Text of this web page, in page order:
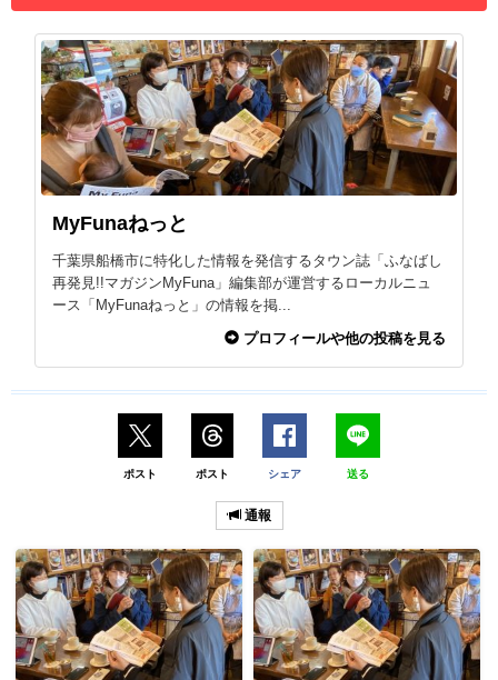
MyFunaねっと
千葉県船橋市に特化した情報を発信するタウン誌「ふなばし
再発見!!マガジンMyFuna」編集部が運営するローカルニュ
ース「MyFunaねっと」の情報を掲...
プロフィールや他の投稿を見る
ポスト ポスト シェア 送る
通報